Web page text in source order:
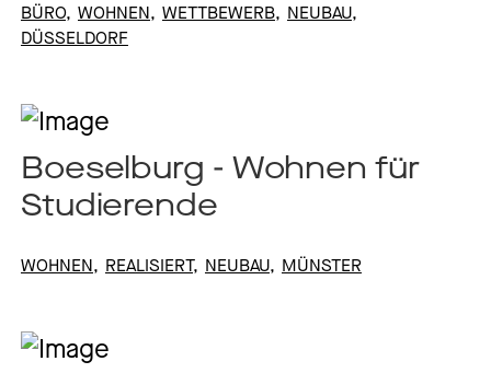
BÜRO WOHNEN WETTBEWERB NEUBAU
DÜSSELDORF
Boeselburg - Wohnen für
Studierende
WOHNEN REALISIERT NEUBAU MÜNSTER